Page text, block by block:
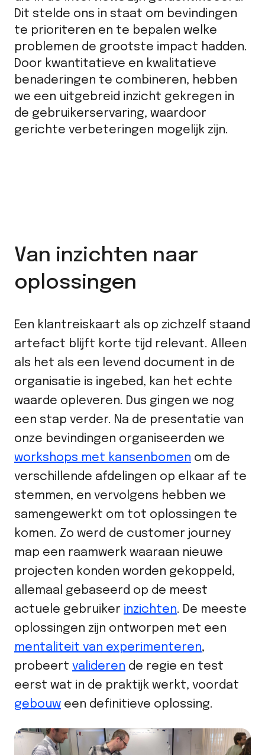
Dit stelde ons in staat om bevindingen
te prioriteren en te bepalen welke
problemen de grootste impact hadden.
Door kwantitatieve en kwalitatieve
benaderingen te combineren, hebben
we een uitgebreid inzicht gekregen in
de gebruikerservaring, waardoor
gerichte verbeteringen mogelijk zijn.
Van inzichten naar
oplossingen
Een klantreiskaart als op zichzelf staand
artefact blijft korte tijd relevant. Alleen
als het als een levend document in de
organisatie is ingebed, kan het echte
waarde opleveren. Dus gingen we nog
een stap verder. Na de presentatie van
onze bevindingen organiseerden we
workshops met kansenbomen om de
verschillende afdelingen op elkaar af te
stemmen, en vervolgens hebben we
samengewerkt om tot oplossingen te
komen. Zo werd de customer journey
map een raamwerk waaraan nieuwe
projecten konden worden gekoppeld,
allemaal gebaseerd op de meest
actuele gebruiker inzichten. De meeste
oplossingen zijn ontworpen met een
mentaliteit van experimenteren,
probeert valideren de regie en test
eerst wat in de praktijk werkt, voordat
gebouw een definitieve oplossing.